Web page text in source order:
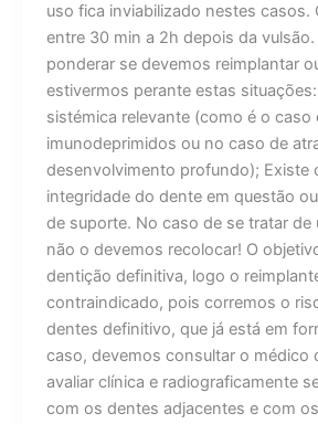
uso fica inviabilizado nestes casos.
entre 30 min a 2h depois da vulsão.
ponderar se devemos reimplantar
estivermos perante estas
sistémica relevante (como é o caso
imunodeprimidos ou no caso de
desenvolvimento profundo); Existe
integridade do dente em questão
de suporte. No caso de se tratar de
não o devemos recolocar! O
dentição definitiva, logo o
contraindicado, pois corremos o
dentes definitivo, que já está em
caso, devemos consultar o médico
avaliar clínica e radiograficamente
com os dentes adjacentes e com